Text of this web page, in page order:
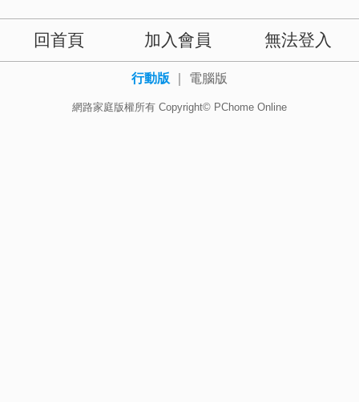
回首頁 加入會員 無法登入
行動版 電腦版
網路家庭版權所有 Copyright© PChome Online